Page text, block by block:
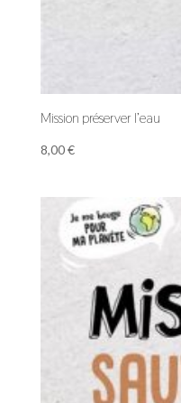
Mission préserver l’eau
8,00€